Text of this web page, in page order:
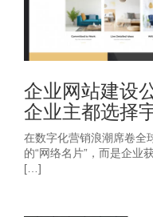
企业网站建设
企业主都选择
在数字化营销浪潮席卷全
的“网络名片”，而是企业
[…]